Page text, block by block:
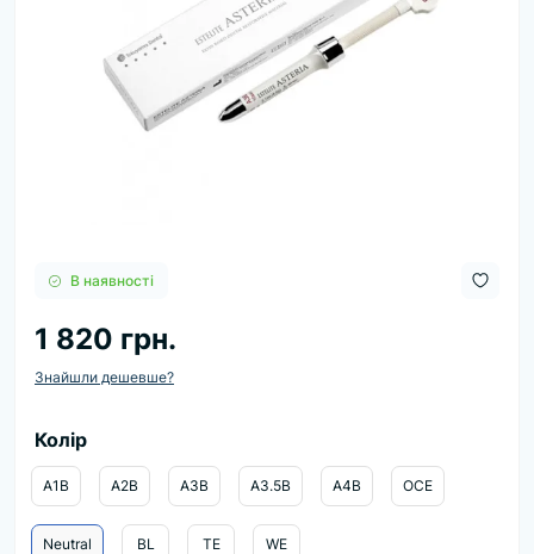
В наявності
1 820 грн.
Знайшли дешевше?
Колір
A1B A2B A3B A3.5B A4B OCE
Neutral BL TE WE